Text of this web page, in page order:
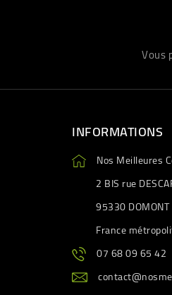
Vous
INFORMATIONS
Nos Meilleures
2 BIS rue
95330 DOMONT
France
07 68 09 65 42